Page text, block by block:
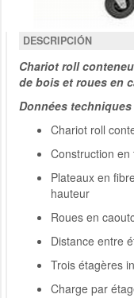
DESCRIPCIÓN
Chariot roll
de bois et roues en
Données
Chariot roll
Construction en
Plateaux en
hauteur
Roues en
Distance entre
Trois étagères
Charge par